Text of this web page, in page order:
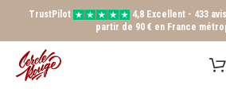
TrustPilot
4,8 Excellent - 433
partir de 90 € en France